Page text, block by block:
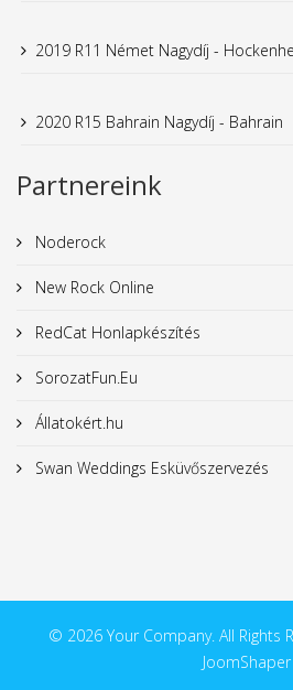
2019 R11 Német Nagydíj -
2020 R15 Bahrain Nagydíj - Bahrain
Partnereink
Noderock
New Rock Online
RedCat Honlapkészítés
SorozatFun.Eu
Állatokért.hu
Swan Weddings Esküvőszervezés
© 2026 Your Company. All Rights
JoomShaper